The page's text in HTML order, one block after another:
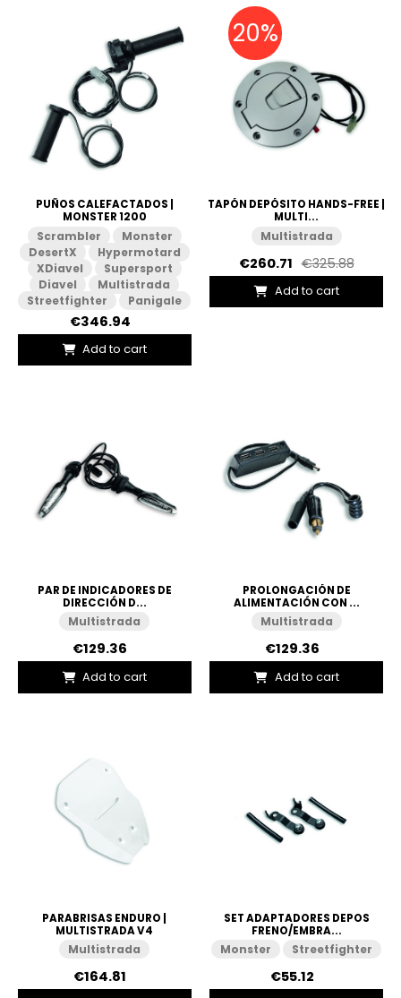
PUÑOS CALEFACTADOS |
MONSTER 1200
Scrambler
Monster
DesertX
Hypermotard
XDiavel
Supersport
Diavel
Multistrada
Streetfighter
Panigale
€346.94
Add to cart
TAPÓN DEPÓSITO HANDS-FREE |
MULTI...
Multistrada
€260.71 €325.88
Add to cart
20%
PAR DE INDICADORES DE
DIRECCIÓN D...
Multistrada
€129.36
Add to cart
PROLONGACIÓN DE
ALIMENTACIÓN CON ...
Multistrada
€129.36
Add to cart
PARABRISAS ENDURO |
MULTISTRADA V4
Multistrada
€164.81
SET ADAPTADORES DEPOS
FRENO/EMBRA...
Monster Streetfighter
€55.12